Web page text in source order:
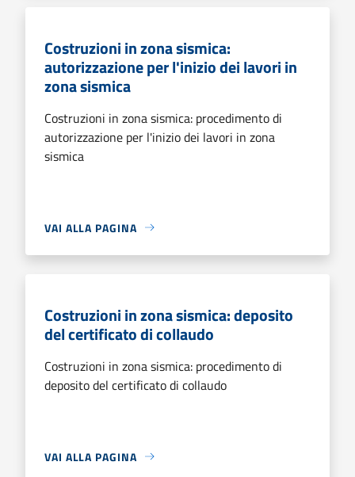
Costruzioni in zona sismica:
autorizzazione per l'inizio dei lavori in
zona sismica
Costruzioni in zona sismica: procedimento di
autorizzazione per l'inizio dei lavori in zona
sismica
VAI ALLA PAGINA
Costruzioni in zona sismica: deposito
del certificato di collaudo
Costruzioni in zona sismica: procedimento di
deposito del certificato di collaudo
VAI ALLA PAGINA